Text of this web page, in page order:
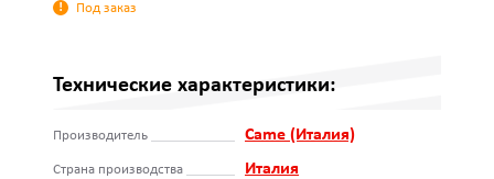
Под заказ
Технические характеристики:
Производитель Came (Италия)
Страна производства Италия